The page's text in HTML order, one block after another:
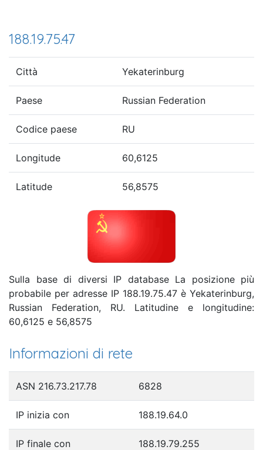
188.19.75.47
Città Yekaterinburg
Paese Russian Federation
Codice paese RU
Longitude 60,6125
Latitude 56,8575
Sulla base di diversi IP database La posizione più
probabile per adresse IP 188.19.75.47 è Yekaterinburg,
Russian Federation, RU. Latitudine e longitudine:
60,6125 e 56,8575
Informazioni di rete
ASN 216.73.217.78 6828
IP inizia con 188.19.64.0
IP finale con 188.19.79.255